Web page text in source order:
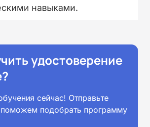
навыками.
удостоверение
сейчас! Отправьте
подобрать программу